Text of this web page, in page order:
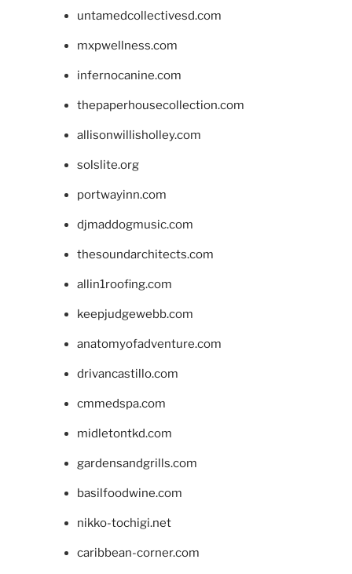
untamedcollectivesd.com
mxpwellness.com
infernocanine.com
thepaperhousecollection.com
allisonwillisholley.com
solslite.org
portwayinn.com
djmaddogmusic.com
thesoundarchitects.com
allin1roofing.com
keepjudgewebb.com
anatomyofadventure.com
drivancastillo.com
cmmedspa.com
midletontkd.com
gardensandgrills.com
basilfoodwine.com
nikko-tochigi.net
caribbean-corner.com